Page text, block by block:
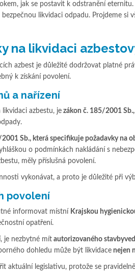
jak se postavit k odstranění
likvidaci odpadu. Projdeme si
na likvidaci
azbest je důležité dodržovat platné
k získání povolení.
a nařízení
azbestu, je zákon č. 185/2001
Sb., která specifikuje požadavky na
o podmínkách nakládání s
měly příslušná povolení.
vykonávat, a proto je důležité při
povolení
informovat místní Krajskou
opatření.
je nezbytné mít autorizovaného
dohledu může být likvidace nejen
aktuální legislativu, protože se